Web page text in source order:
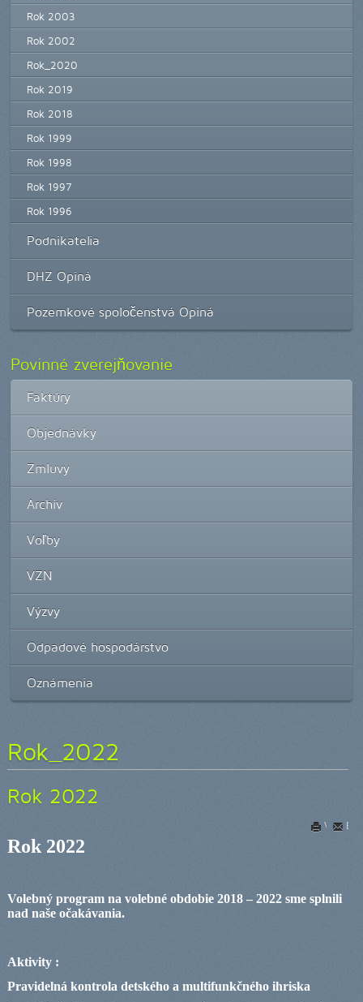
Rok 2003
Rok 2002
Rok_2020
Rok 2019
Rok 2018
Rok 1999
Rok 1998
Rok 1997
Rok 1996
Podnikatelia
DHZ Opiná
Pozemkové spoločenstvá Opiná
Povinné zverejňovanie
Faktúry
Objednávky
Zmluvy
Archív
Voľby
VZN
Výzvy
Odpadové hospodárstvo
Oznámenia
Rok_2022
Rok 2022
VytlačiťE-
Rok 2022
Volebný program na volebné obdobie 2018 – 2022 sme splnili
nad naše očakávania.
Aktivity :
Pravidelná kontrola detského a multifunkčného ihriska